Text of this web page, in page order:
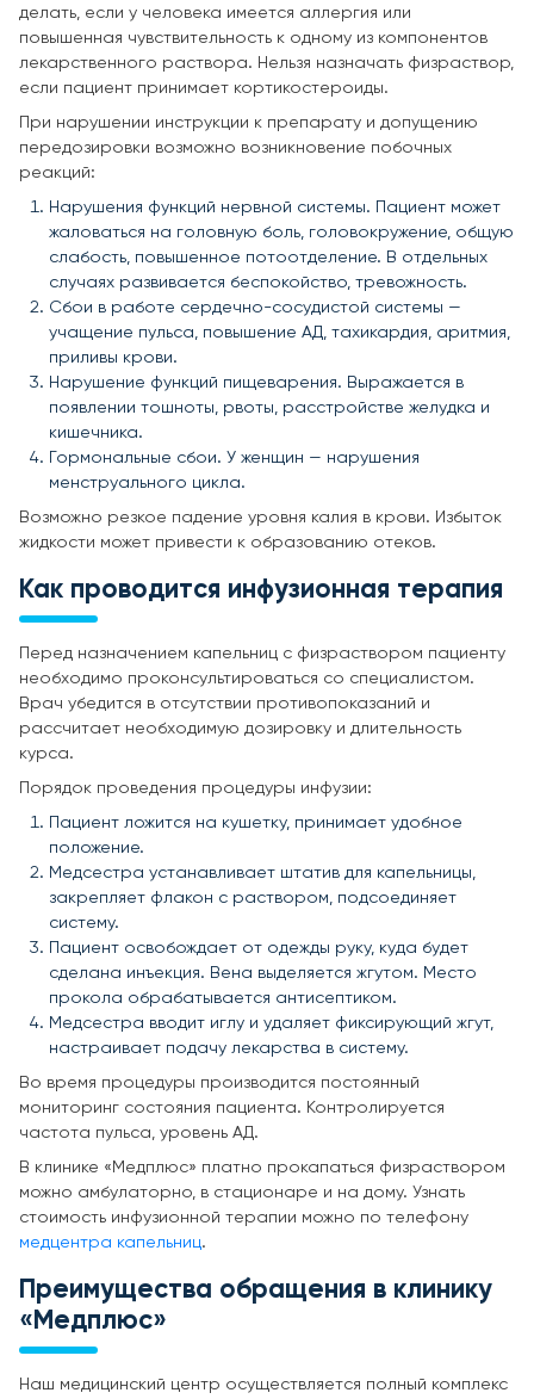
делать, если у человека имеется аллергия или
повышенная чувствительность к одному из компонентов
лекарственного раствора. Нельзя назначать физраствор,
если пациент принимает кортикостероиды.
При нарушении инструкции к препарату и допущению
передозировки возможно возникновение побочных
реакций:
Нарушения функций нервной системы. Пациент может
жаловаться на головную боль, головокружение, общую
слабость, повышенное потоотделение. В отдельных
случаях развивается беспокойство, тревожность.
Сбои в работе сердечно-сосудистой системы —
учащение пульса, повышение АД, тахикардия, аритмия,
приливы крови.
Нарушение функций пищеварения. Выражается в
появлении тошноты, рвоты, расстройстве желудка и
кишечника.
Гормональные сбои. У женщин — нарушения
менструального цикла.
Возможно резкое падение уровня калия в крови. Избыток
жидкости может привести к образованию отеков.
Как проводится инфузионная терапия
Перед назначением капельниц с физраствором пациенту
необходимо проконсультироваться со специалистом.
Врач убедится в отсутствии противопоказаний и
рассчитает необходимую дозировку и длительность
курса.
Порядок проведения процедуры инфузии:
Пациент ложится на кушетку, принимает удобное
положение.
Медсестра устанавливает штатив для капельницы,
закрепляет флакон с раствором, подсоединяет
систему.
Пациент освобождает от одежды руку, куда будет
сделана инъекция. Вена выделяется жгутом. Место
прокола обрабатывается антисептиком.
Медсестра вводит иглу и удаляет фиксирующий жгут,
настраивает подачу лекарства в систему.
Во время процедуры производится постоянный
мониторинг состояния пациента. Контролируется
частота пульса, уровень АД.
В клинике «Медплюс» платно прокапаться физраствором
можно амбулаторно, в стационаре и на дому. Узнать
стоимость инфузионной терапии можно по телефону
медцентра капельниц.
Преимущества обращения в клинику
«Медплюс»
Наш медицинский центр осуществляется полный комплекс